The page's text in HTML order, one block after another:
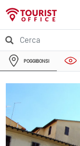
POGGIBONSI